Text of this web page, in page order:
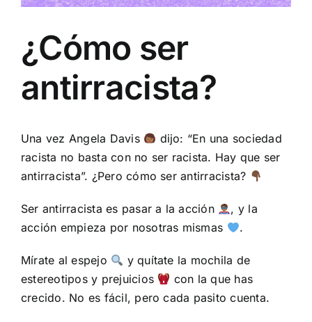
¿Cómo ser
antirracista?
Una vez Angela Davis
dijo: “En una sociedad
racista no basta con no ser racista. Hay que ser
antirracista”. ¿Pero cómo ser antirracista?
Ser antirracista es pasar a la acción
, y la
acción empieza por nosotras mismas
.
Mírate al espejo
y quítate la mochila de
estereotipos y prejuicios
con la que has
crecido. No es fácil, pero cada pasito cuenta.